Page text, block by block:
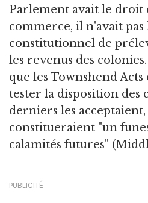
Parlement avait le droit
commerce, il n'avait
constitutionnel de
les revenus des
que les Townshend
tester la disposition des
derniers les acceptaient,
constitueraient "un
calamités futures"
PUBLICITÉ